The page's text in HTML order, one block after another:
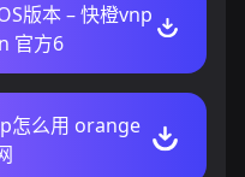
版本 – 快橙vnp
官方6
怎么用 orange